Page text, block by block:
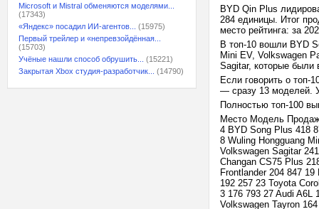
Microsoft и Mistral обменяются моделями...
(17343)
«Яндекс» посадил ИИ-агентов...
(15975)
Первый трейлер и «непревзойдённая...
(15703)
Учёные нашли способ обрушить...
(15221)
Закрытая Xbox студия-разработчик...
(14790)
BYD Qin Plus
284 единицы. Итог
место рейтинга: за
В топ-10 вошли BYD
Mini EV, Volkswagen
Sagitar, которые были
Если говорить о топ-
— сразу 13 моделей.
Полностью топ-100
Место Модель
4 BYD Song Plus 418
8 Wuling Hongguang
Volkswagen Sagitar
Changan CS75 Plus
Frontlander 204 847
192 257 23 Toyota
3 176 793 27 Audi A6L
Volkswagen Tayron